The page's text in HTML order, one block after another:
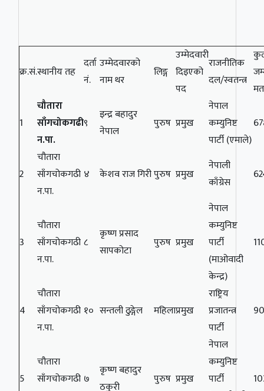
क्र.सं.स्थानीय तह
दर्ता
नं.
उम्मेदवारको
नाम थर
लिङ्ग
उम्मेदवारी
दिइएको
पद
राजनीतिक
दल/स्वतन्त्र
मत
1
चौतारा
साँगचोकगढी
न.पा.
९
इन्द्र बहादुर
नेपाल
पुरुष प्रमुख
नेपाल
कम्युनिष्ट
पार्टी (एमाले)
2
चौतारा
साँगचोकगढी
न.पा.
४ केशव राज गिरीपुरुष प्रमुख
नेपाली
काँग्रेस
3
चौतारा
साँगचोकगढी
न.पा.
८
कृष्ण प्रसाद
सापकोटा
पुरुष प्रमुख
नेपाल
कम्युनिष्ट
पार्टी
(माओवादी
केन्द्र)
4
चौतारा
साँगचोकगढी
न.पा.
१० सन्तली ढुङ्गेल महिलाप्रमुख
राष्ट्रिय
प्रजातन्त्र
पार्टी
5
चौतारा
साँगचोकगढी ७
कृष्ण बहादुर
ठकुरी
पुरुष प्रमुख
नेपाल
कम्युनिष्ट
पार्टी